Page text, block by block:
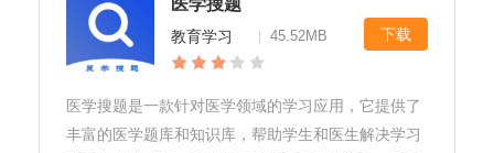
医学搜题
教育学习 45.52MB 下载
医学搜题是一款针对医学领域的学习应用，它提供了
丰富的医学题库和知识库，帮助学生和医生解决学习